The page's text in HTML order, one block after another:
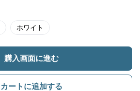
ホワイト
購入画面に進む
カートに追加する